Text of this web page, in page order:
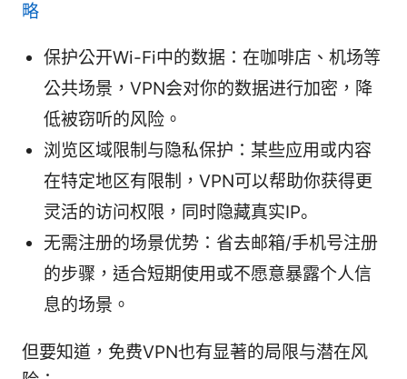
略
保护公开Wi-Fi中的数据：在咖啡店、机场等
公共场景，VPN会对你的数据进行加密，降
低被窃听的风险。
浏览区域限制与隐私保护：某些应用或内容
在特定地区有限制，VPN可以帮助你获得更
灵活的访问权限，同时隐藏真实IP。
无需注册的场景优势：省去邮箱/手机号注册
的步骤，适合短期使用或不愿意暴露个人信
息的场景。
但要知道，免费VPN也有显著的局限与潜在风